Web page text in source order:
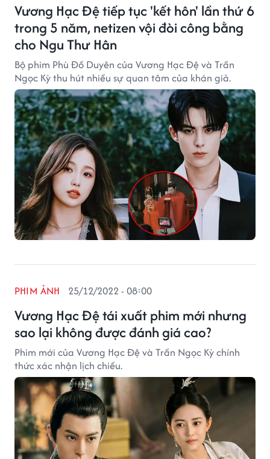
Vương Hạc Đệ tiếp tục 'kết hôn' lần thứ 6
trong 5 năm, netizen vội đòi công bằng
cho Ngu Thư Hân
Bộ phim Phù Đồ Duyên của Vương Hạc Đệ và Trần
Ngọc Kỳ thu hút nhiều sự quan tâm của khán giả.
Vương Hạc Đệ tái xuất phim mới nhưng
sao lại không được đánh giá cao?
PHIM ẢNH 25/12/2022 - 08:00
Phim mới của Vương Hạc Đệ và Trần Ngọc Kỳ chính
thức xác nhận lịch chiếu.